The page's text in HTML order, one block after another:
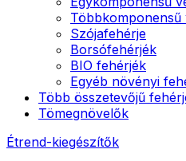
Szójafehérje
Borsófehérjék
BIO fehérjék
Egyéb növényi
Több összetevőjű
Tömegnövelők
Étrend-kiegészítők